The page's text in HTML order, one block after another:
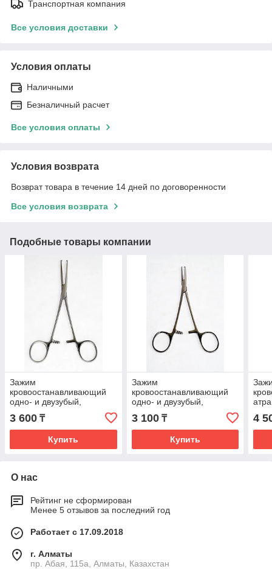
Транспортная компания
Все условия доставки
Условия оплаты
Наличными
Безналичный расчет
Все условия оплаты
Условия возврата
Возврат товара в течение 14 дней по договоренности
Все условия возврата
Подобные товары компании
Зажим
кровоостанавливающий
одно- и двузубый,
зубчатый, изогнутый №2,
160мм *, (14-0582)
3 600 ₸
Купить
Зажим
кровоостанавливающий
одно- и двузубый,
зубчатый, изогнутый №1,
150мм. *, (14-0581R)
3 100₸
Купить
4
О нас
Рейтинг не сформирован
Менее 5 отзывов за последний год
Работает с 17.09.2018
г. Алматы
пр. Абая, 115а, Алматы, Казахстан